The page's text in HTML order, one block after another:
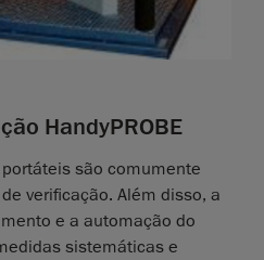
HandyPROBE
são comumente
verificação. Além disso, a
e a automação do
sistemáticas e